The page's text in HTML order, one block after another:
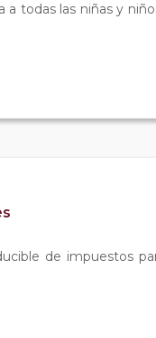
todas las niñas y
de impuestos